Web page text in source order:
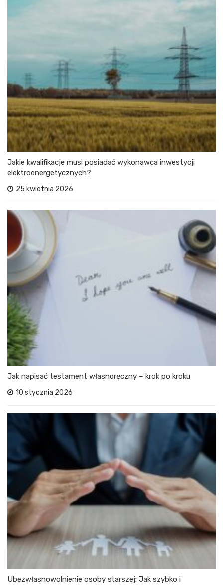
Jakie kwalifikacje musi posiadać wykonawca inwestycji
elektroenergetycznych?
25 kwietnia 2026
Jak napisać testament własnoręczny – krok po kroku
10 stycznia 2026
Ubezwłasnowolnienie osoby starszej: Jak szybko i